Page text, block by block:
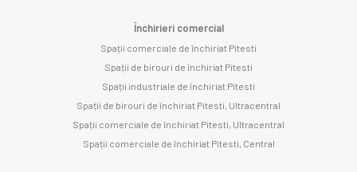
Închirieri comercial
Spații comerciale de închiriat Pitesti
Spații de birouri de închiriat Pitesti
Spații industriale de închiriat Pitesti
Spații de birouri de închiriat Pitesti, Ultracentral
Spații comerciale de închiriat Pitesti, Ultracentral
Spații comerciale de închiriat Pitesti, Central